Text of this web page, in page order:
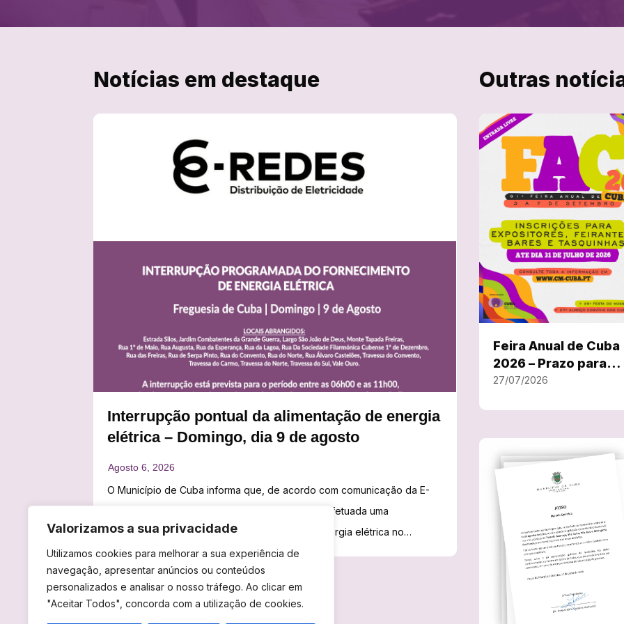
Valorizamos a sua privacidade
Utilizamos cookies para melhorar a sua experiência de
navegação, apresentar anúncios ou conteúdos
personalizados e analisar o nosso tráfego. Ao clicar em
"Aceitar Todos", concorda com a utilização de cookies.
Notícias em destaque
Interrupção pontual da alimentação de energia
elétrica – Domingo, dia 9 de agosto
O Município de Cuba informa que, de acordo com comunicação da E-
REDES – Distribuição de Eletricidade, S.A., será efetuada uma
interrupção programada do fornecimento de energia elétrica no
próximo dia 9 de agosto (domingo), devido à realização de trabalhos
de…
Arrancam esta quinta-feira, dia 06, pelas 20:30, as Festas em honra de
São Luís de Faro do Alentejo. Até 10 de agosto, a freguesia volta a
receber cinco dias de tradição, convívio, animação e muita música,
numa iniciativa que, tal como afirma a Comissão de Festas…
Outras
Feira Anual de Cuba
2026 – Prazo para
inscrições termina a
27/07/2026